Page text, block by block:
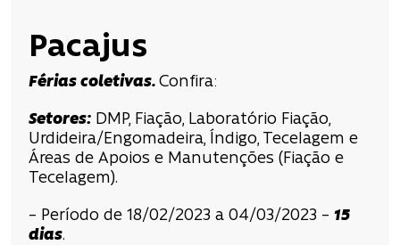
Pacajus
Férias coletivas. Confira:
Setores: DMP, Fiação, Laboratório Fiação,
Urdideira/Engomadeira, Índigo, Tecelagem e
Áreas de Apoios e Manutenções (Fiação e
Tecelagem).
– Período de 18/02/2023 a 04/03/2023 – 15
dias.